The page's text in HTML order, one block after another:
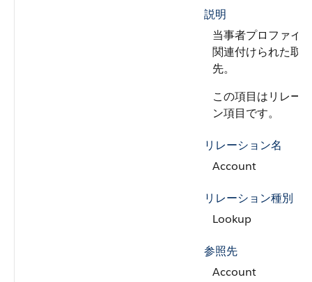
説明
当事者プロファイ
関連付けられた取引
先。
この項目はリレー
ン項目です。
リレーション名
Account
リレーション種別
Lookup
参照先
Account